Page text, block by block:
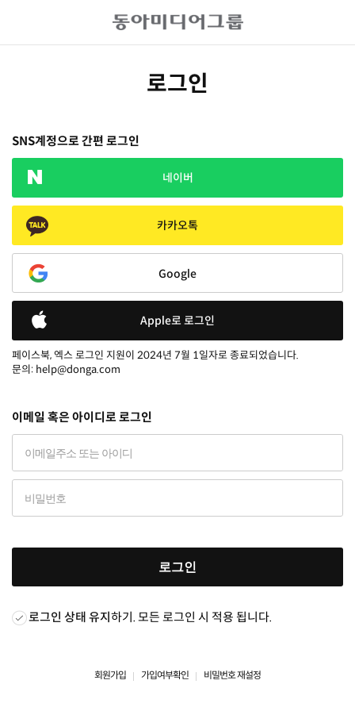
로그인
SNS계정으로 간편 로그인
네이버
카카오톡
Google
Apple로 로그인
페이스북, 엑스 로그인 지원이 2024년 7월 1일자로 종료되었습니다.
문의: help@donga.com
이메일 혹은 아이디로 로그인
로그인
로그인 상태 유지하기. 모든 로그인 시 적용 됩니다.
회원가입 가입여부확인 비밀번호 재설정